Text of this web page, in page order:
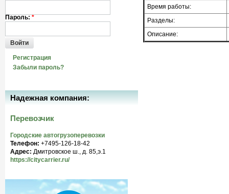
Время работы:
Разделы:
Описание:
Пароль: *
Войти
Регистрация
Забыли пароль?
Надежная компания:
Перевозчик
Городские автогрузоперевозки
Телефон: +7495-126-18-42
Адрес: Дмитровское ш., д. 85,э.1
https://citycarrier.ru/